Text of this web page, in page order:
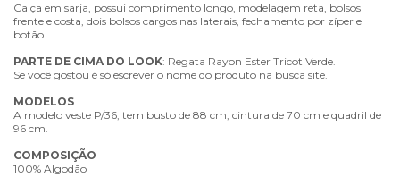
Calça em sarja, possui comprimento longo, modelagem reta, bolsos
frente e costa, dois bolsos cargos nas laterais, fechamento por zíper e
botão.
PARTE DE CIMA DO LOOK: Regata Rayon Ester Tricot Verde.
Se você gostou é só escrever o nome do produto na busca site.
MODELOS
A modelo veste P/36, tem busto de 88 cm, cintura de 70 cm e quadril de
96 cm.
COMPOSIÇÃO
100% Algodão